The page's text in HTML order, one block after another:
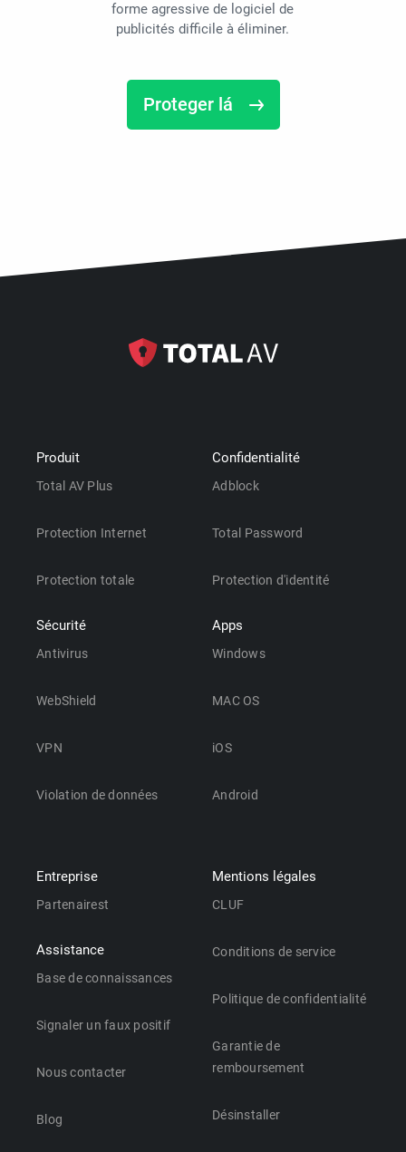
forme agressive de logiciel de
publicités difficile à éliminer.
Proteger lá
Produit
Total AV Plus
Protection Internet
Protection totale
Sécurité
Antivirus
WebShield
VPN
Violation de données
Confidentialité
Adblock
Total Password
Protection d'identité
Apps
Windows
MAC OS
iOS
Android
Entreprise
Partenairest
Assistance
Base de connaissances
Signaler un faux positif
Nous contacter
Blog
Mentions légales
CLUF
Conditions de service
Politique de confidentialité
Garantie de
remboursement
Désinstaller